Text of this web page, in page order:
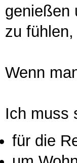
genießen
zu
Wenn
Ich muss
für die